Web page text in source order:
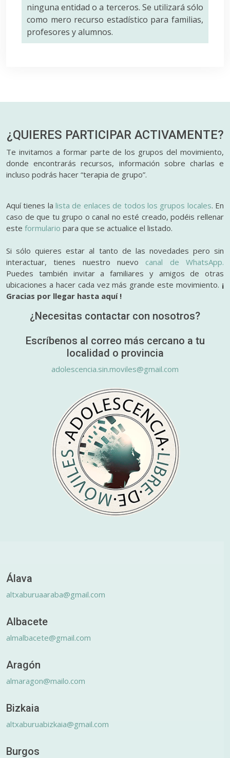
ninguna entidad o a terceros. Se utilizará sólo
como mero recurso estadístico para familias,
profesores y alumnos.
¿QUIERES PARTICIPAR ACTIVAMENTE?
Te invitamos a formar parte de los grupos del movimiento,
donde encontrarás recursos, información sobre charlas e
incluso podrás hacer “terapia de grupo”.
Aquí tienes lalista de enlaces de todos los grupos locales. En
caso de que tu grupo o canal no esté creado, podéis rellenar
este formulario para que se actualice el listado.
Si sólo quieres estar al tanto de las novedades pero sin
interactuar, tienes nuestro nuevo canal de WhatsApp.
Puedes también invitar a familiares y amigos de otras
ubicaciones a hacer cada vez más grande este movimiento. ¡
Gracias por llegar hasta aquí !
¿Necesitas contactar con nosotros?
Escríbenos al correo más cercano a tu
localidad o provincia
adolescencia.sin.moviles@gmail.com
Álava
altxaburuaaraba@gmail.com
Albacete
almalbacete@gmail.com
Aragón
almaragon@mailo.com
Bizkaia
altxaburuabizkaia@gmail.com
Burgos